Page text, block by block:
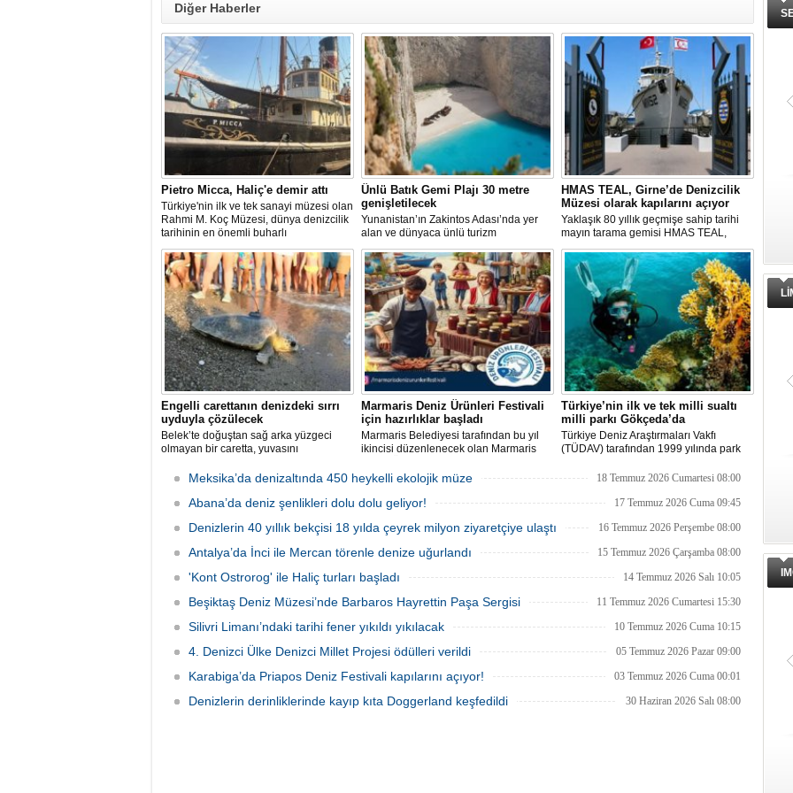
Diğer Haberler
Pietro Micca, Haliç'e demir attı
Türkiye'nin ilk ve tek sanayi müzesi olan
Rahmi M. Koç Müzesi, dünya denizcilik
tarihinin en önemli buharlı
römorkörlerinden biri olarak kabul
edilen Pietro Micca'yı koleksiyonuna
kazandırdı.
Ünlü Batık Gemi Plajı 30 metre
genişletilecek
Yunanistan’ın Zakintos Adası’nda yer
alan ve dünyaca ünlü turizm
noktalarından biri olan Navagio Plajı'nın
yaklaşık 30 metre genişletilmesi
planlanıyor.
HMAS TEAL, Girne’de Denizcilik
Müzesi olarak kapılarını açıyor
Yaklaşık 80 yıllık geçmişe sahip tarihi
mayın tarama gemisi HMAS TEAL,
Girne Ticaret Limanı'nda oluşturulan
Denizcilik Müzesi ile yeni bir işlev
kazanıyor. Müze, 1 Ağustos'ta
ziyaretçilere kapılarını açacak.
Engelli carettanın denizdeki sırrı
uyduyla çözülecek
Belek’te doğuştan sağ arka yüzgeci
olmayan bir caretta, yuvasını
üzerine bıraktı. "DOA" adı verilen deniz
cihazı takıldı ve denize uğurlandı.
Marmaris Deniz Ürünleri Festivali
için hazırlıklar başladı
Marmaris Belediyesi tarafından bu yıl
ikincisi düzenlenecek olan Marmaris
tarihleri arasında Selimiye
Mahallesi'nde gerçekleştirilecek.
Festivalde deniz ürünleri, yöresel
çıkarılacak.
Türkiye’nin ilk ve tek milli sualtı
milli parkı Gökçeda’da
Türkiye Deniz Araştırmaları Vakfı
(TÜDAV) tarafından 1999 yılında park
adanın kuzeydoğusunda, Kaleköy ve
1 deniz mili uzunluğunda, denizden 200
Meksika’da denizaltında 450 heykelli ekolojik müze 18 Temmuz 2026 Cumartesi 08:00
Abana’da deniz şenlikleri dolu dolu geliyor! 17 Temmuz 2026 Cuma 09:45
Denizlerin 40 yıllık bekçisi 18 yılda çeyrek milyon ziyaretçiye ulaştı 16 Temmuz 2026 Perşembe 08:00
Antalya’da İnci ile Mercan törenle denize uğurlandı 15 Temmuz 2026 Çarşamba 08:00
'Kont Ostrorog' ile Haliç turları başladı 14 Temmuz 2026 Salı 10:05
Beşiktaş Deniz Müzesi’nde Barbaros Hayrettin Paşa Sergisi 11 Temmuz 2026 Cumartesi 15:30
Silivri Limanı’ndaki tarihi fener yıkıldı yıkılacak 10 Temmuz 2026 Cuma 10:15
4. Denizci Ülke Denizci Millet Projesi ödülleri verildi 05 Temmuz 2026 Pazar 09:00
Karabiga’da Priapos Deniz Festivali kapılarını açıyor! 03 Temmuz 2026 Cuma 00:01
Denizlerin derinliklerinde kayıp kıta Doggerland keşfedildi 30 Haziran 2026 Salı 08:00